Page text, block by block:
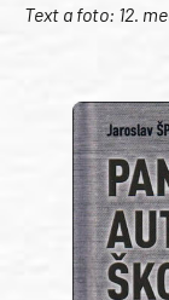
Text a foto: 12.